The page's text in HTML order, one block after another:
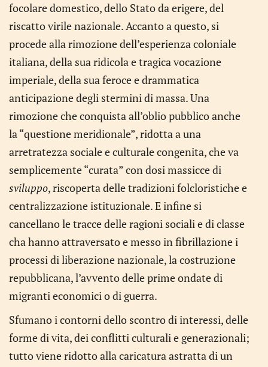
focolare domestico, dello Stato da erigere, del
riscatto virile nazionale. Accanto a questo, si
procede alla rimozione dell’esperienza coloniale
italiana, della sua ridicola e tragica vocazione
imperiale, della sua feroce e drammatica
anticipazione degli stermini di massa. Una
rimozione che conquista all’oblio pubblico anche
la “questione meridionale”, ridotta a una
arretratezza sociale e culturale congenita, che va
semplicemente “curata” con dosi massicce di
sviluppo, riscoperta delle tradizioni folcloristiche e
centralizzazione istituzionale. E infine si
cancellano le tracce delle ragioni sociali e di classe
cha hanno attraversato e messo in fibrillazione i
processi di liberazione nazionale, la costruzione
repubblicana, l’avvento delle prime ondate di
migranti economici o di guerra.
Sfumano i contorni dello scontro di interessi, delle
forme di vita, dei conflitti culturali e generazionali;
tutto viene ridotto alla caricatura astratta di un